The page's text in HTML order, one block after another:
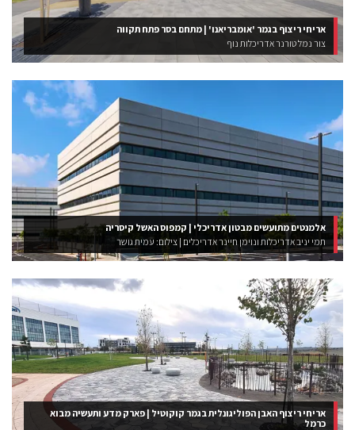
אריחי ריצוף בגמר 'אומבריאנו' | מתחם בסר פתח תקווה
צור נמל טורנר אדריכלות נוף
אלמנטים מתועשים מבטון אדריכלי | קמפוס האשל קיסריה
תמי יניב אדריכלות ונוימן חיינר אדריכלים | צילום: עמית גושר
אריחי ריצוף האבן הפוליגונלית בגמר קוקוטיל | פארק מדע ותעשיה מבוא
כרמל